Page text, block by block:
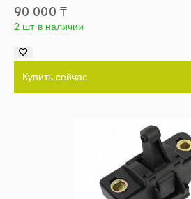
90 000 ₸
2 шт в наличии
Купить сейчас